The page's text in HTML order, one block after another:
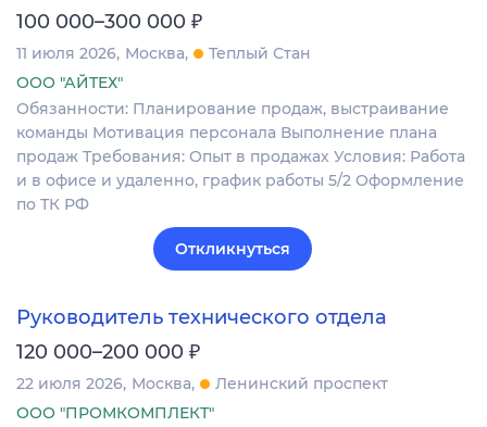
100 000–300 000 ₽
11 июля 2026 Москва
Теплый Стан
ООО "АЙТЕХ"
Обязанности: Планирование продаж, выстраивание
команды Мотивация персонала Выполнение плана
продаж Требования: Опыт в продажах Условия: Работа
и в офисе и удаленно, график работы 5/2 Оформление
по ТК РФ
Откликнуться
Руководитель технического отдела
120 000–200 000 ₽
22 июля 2026 Москва
Ленинский проспект
ООО "ПРОМКОМПЛЕКТ"